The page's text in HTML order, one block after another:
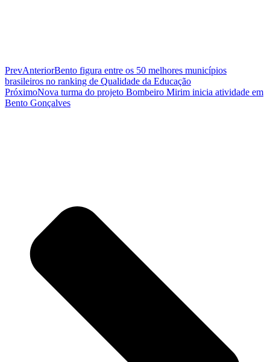
PrevAnteriorBento figura entre os 50 melhores municípios
brasileiros no ranking de Qualidade da Educação
PróximoNova turma do projeto Bombeiro Mirim inicia atividade em
Bento Gonçalves